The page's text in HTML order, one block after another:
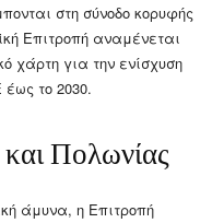
στη σύνοδο κορυφής
Επιτροπή αναμένεται
χάρτη για την ενίσχυση
έως το 2030.
Πολωνίας
άμυνα, η Επιτροπή